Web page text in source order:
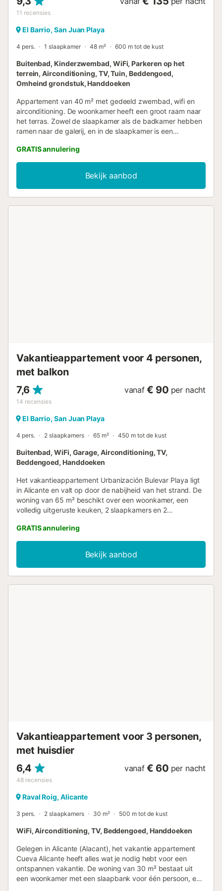
11 recensies
El Barrio, San Juan Playa
4 pers. 1 slaapkamer 48 m² 600 m tot de kust
Buitenbad, Kinderzwembad, WiFi, Parkeren op het
terrein, Airconditioning, TV, Tuin, Beddengoed,
Omheind grondstuk, Handdoeken
Appartement van 40 m² met gedeeld zwembad, wifi en
airconditioning. De woonkamer heeft een groot raam naar
het terras. Zowel de slaapkamer als de badkamer hebben
ramen naar de galerij, en in de slaapkamer is een
natuurlijke ventilatie. Geschikt voor 4 personen, ideaal voor
een comfortabel en licht verblijf dicht bij alles wat jullie
nodig hebben. - Strand-/badhanddoeken betaling 5,00 €
GRATIS annulering
Bekijk aanbod
Vakantieappartement voor 4 personen,
met balkon
7,6
14 recensies
vanaf € 90 per nacht
El Barrio, San Juan Playa
4 pers. 2 slaapkamers 65 m² 450 m tot de kust
Buitenbad, WiFi, Garage, Airconditioning, TV,
Beddengoed, Handdoeken
Het vakantieappartement Urbanización Bulevar Playa ligt
in Alicante en valt op door de nabijheid van het strand. De
woning van 65 m² beschikt over een woonkamer, een
volledig uitgeruste keuken, 2 slaapkamers en 2
verblijven. Extra voorzieningen zijn wifi, tv, airconditioning
en een wasmachine. Er is ook een kinderbedje aanwezig.
Het privébalkon is perfect om 's avonds te ontspannen.
Jullie kunnen op warme dagen genieten van het gedeelde
zwembad. De accommodatie ligt dicht bij het strand.
GRATIS annulering
Bekijk aanbod
Vakantieappartement voor 3 personen,
met huisdier
6,4
48 recensies
vanaf € 60 per nacht
Raval Roig, Alicante
3 pers. 2 slaapkamers 30 m² 500 m tot de kust
WiFi, Airconditioning, TV, Beddengoed, Handdoeken
Gelegen in Alicante (Alacant), het vakantie appartement
Cueva Alicante heeft alles wat je nodig hebt voor een
ontspannen vakantie. De woning van 30 m² bestaat uit
een woonkamer met een slaapbank voor één persoon, een